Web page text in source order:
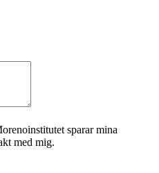
sparar mina
med mig.